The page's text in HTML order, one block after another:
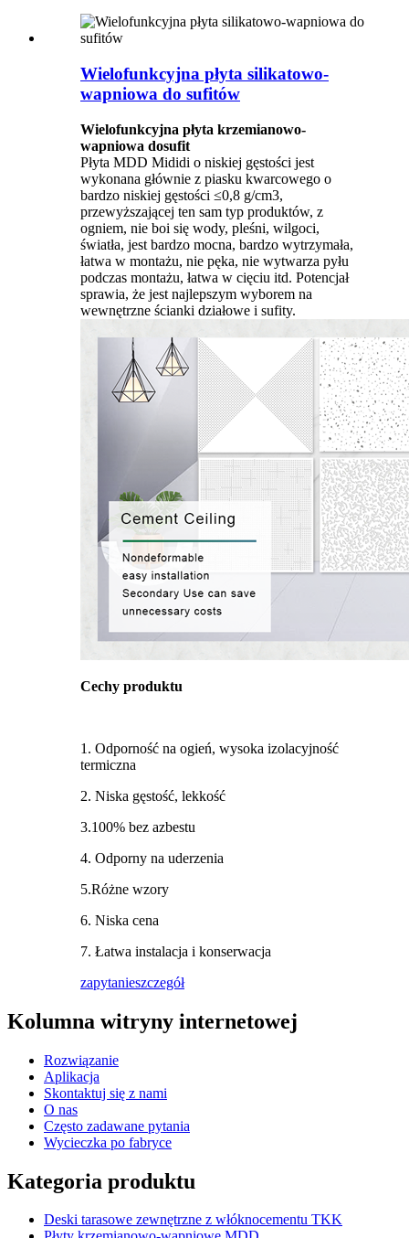
Wielofunkcyjna płyta silikatowo-
wapniowa do sufitów
Wielofunkcyjna płyta krzemianowo-
wapniowa dosufit
Płyta MDD Mididi o niskiej gęstości jest
wykonana głównie z piasku kwarcowego o
bardzo niskiej gęstości ≤0,8 g/cm3,
przewyższającej ten sam typ produktów, z
ogniem, nie boi się wody, pleśni, wilgoci,
światła, jest bardzo mocna, bardzo wytrzymała,
łatwa w montażu, nie pęka, nie wytwarza pyłu
podczas montażu, łatwa w cięciu itd. Potencjał
sprawia, że ​​jest najlepszym wyborem na
wewnętrzne ścianki działowe i sufity.
Cechy produktu
1. Odporność na ogień, wysoka izolacyjność
termiczna
2. Niska gęstość, lekkość
3.100% bez azbestu
4. Odporny na uderzenia
5.Różne wzory
6. Niska cena
7. Łatwa instalacja i konserwacja
zapytanieszczegół
Kolumna witryny internetowej
Rozwiązanie
Aplikacja
Skontaktuj się z nami
O nas
Często zadawane pytania
Wycieczka po fabryce
Kategoria produktu
Deski tarasowe zewnętrzne z włóknocementu TKK